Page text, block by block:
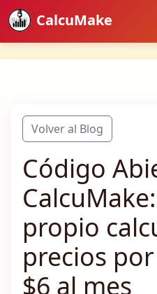
CalcuMake
Volver al Blog
Código
propio
precios
$6 al mes